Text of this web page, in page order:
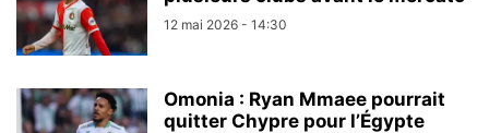
12 mai 2026 - 14:30
Omonia : Ryan Mmaee pourrait
quitter Chypre pour l’Égypte